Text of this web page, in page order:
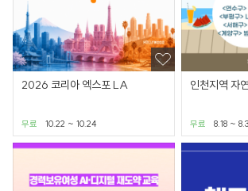
2026 코리아 엑스포 LA
10.22 ~ 10.24
무료
인천지역 자
8.18 ~
무료